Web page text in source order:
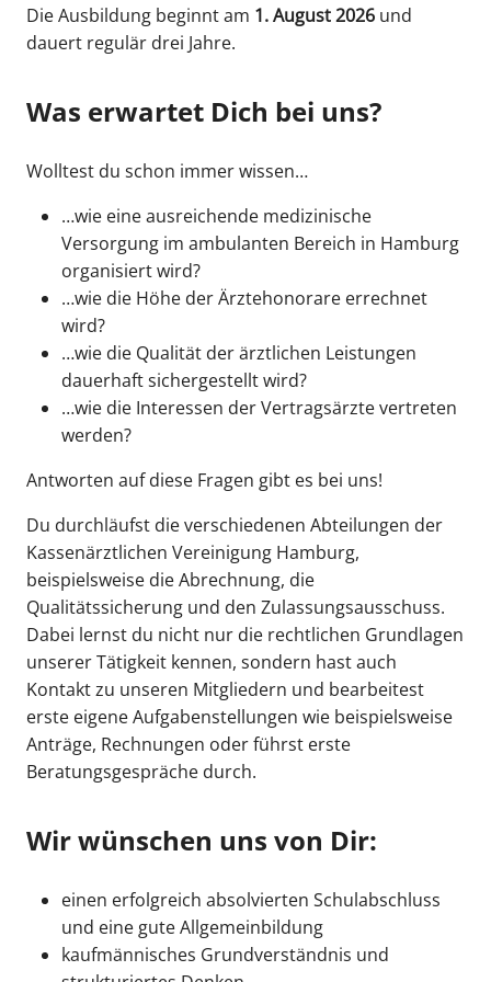
Die Ausbildung beginnt am 1. August 2026 und
dauert regulär drei Jahre.
Was erwartet Dich bei uns?
Wolltest du schon immer wissen…
…wie eine ausreichende medizinische
Versorgung im ambulanten Bereich in Hamburg
organisiert wird?
…wie die Höhe der Ärztehonorare errechnet
wird?
…wie die Qualität der ärztlichen Leistungen
dauerhaft sichergestellt wird?
…wie die Interessen der Vertragsärzte vertreten
werden?
Antworten auf diese Fragen gibt es bei uns!
Du durchläufst die verschiedenen Abteilungen der
Kassenärztlichen Vereinigung Hamburg,
beispielsweise die Abrechnung, die
Qualitätssicherung und den Zulassungsausschuss.
Dabei lernst du nicht nur die rechtlichen Grundlagen
unserer Tätigkeit kennen, sondern hast auch
Kontakt zu unseren Mitgliedern und bearbeitest
erste eigene Aufgabenstellungen wie beispielsweise
Anträge, Rechnungen oder führst erste
Beratungsgespräche durch.
Wir wünschen uns von Dir:
einen erfolgreich absolvierten Schulabschluss
und eine gute Allgemeinbildung
kaufmännisches Grundverständnis und